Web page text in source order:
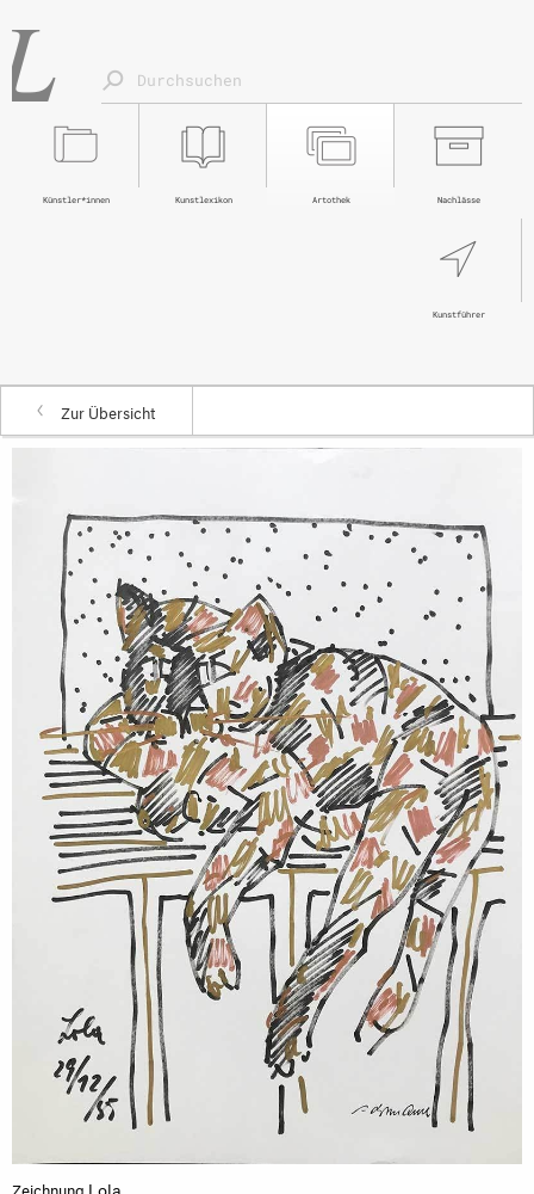
Nachlässe
Artothek
Kunstlexikon
Künstler*innen
Kunstführer
Zur Übersicht
Zeichnung Lola